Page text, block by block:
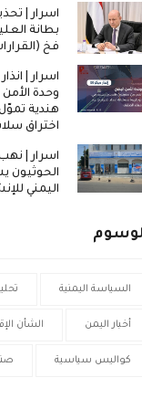
اسرار |
بطانة
فخ
وحدة
هندية
اختراق
اسرار |
الحوثيون
اليمني
السياسة اليمنية
أخبار اليمن الشأن
كواليس سياسية